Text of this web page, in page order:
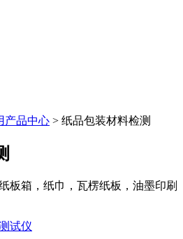
产品中心 > 纸品包装材料检测
板箱，纸巾，瓦楞纸板，油墨印刷